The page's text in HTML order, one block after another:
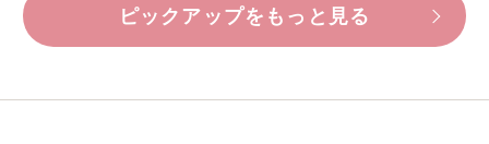
ピックアップをもっと見る